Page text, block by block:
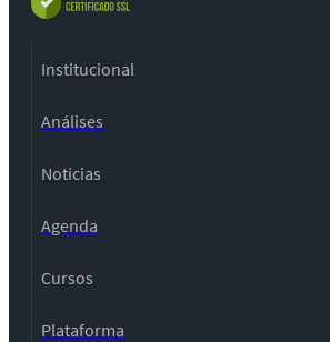
Institucional
Análises
Notícias
Agenda
Cursos
Plataforma